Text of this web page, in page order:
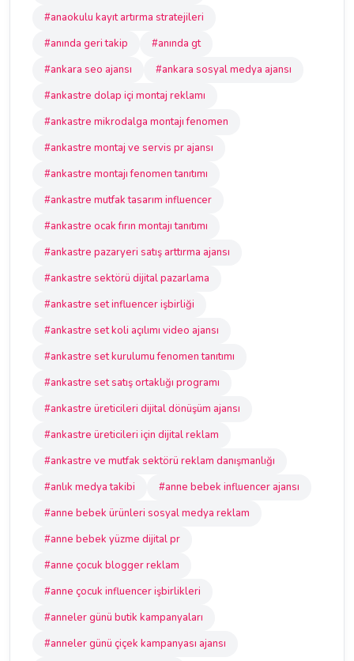
#anaokulu kayıt artırma stratejileri
#anında geri takip
#anında gt
#ankara seo ajansı
#ankara sosyal medya ajansı
#ankastre dolap içi montaj reklamı
#ankastre mikrodalga montajı fenomen
#ankastre montaj ve servis pr ajansı
#ankastre montajı fenomen tanıtımı
#ankastre mutfak tasarım influencer
#ankastre ocak fırın montajı tanıtımı
#ankastre pazaryeri satış arttırma ajansı
#ankastre sektörü dijital pazarlama
#ankastre set influencer işbirliği
#ankastre set koli açılımı video ajansı
#ankastre set kurulumu fenomen tanıtımı
#ankastre set satış ortaklığı programı
#ankastre üreticileri dijital dönüşüm ajansı
#ankastre üreticileri için dijital reklam
#ankastre ve mutfak sektörü reklam danışmanlığı
#anlık medya takibi
#anne bebek influencer ajansı
#anne bebek ürünleri sosyal medya reklam
#anne bebek yüzme dijital pr
#anne çocuk blogger reklam
#anne çocuk influencer işbirlikleri
#anneler günü butik kampanyaları
#anneler günü çiçek kampanyası ajansı